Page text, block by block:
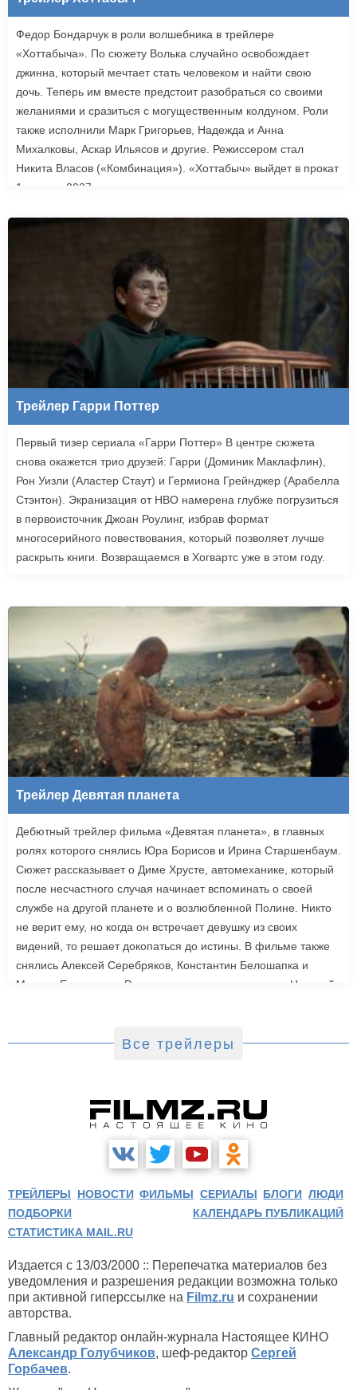
Федор Бондарчук в роли волшебника в трейлере
«Хоттабыча». По сюжету Волька случайно освобождает
джинна, который мечтает стать человеком и найти свою
дочь. Теперь им вместе предстоит разобраться со своими
желаниями и сразиться с могущественным колдуном. Роли
также исполнили Марк Григорьев, Надежда и Анна
Михалковы, Аскар Ильясов и другие. Режиссером стал
Никита Власов («Комбинация»). «Хоттабыч» выйдет в прокат
1 января 2027 года.
Трейлер Гарри Поттер
Первый тизер сериала «Гарри Поттер» В центре сюжета
снова окажется трио друзей: Гарри (Доминик Маклафлин),
Рон Уизли (Аластер Стаут) и Гермиона Грейнджер (Арабелла
Стэнтон). Экранизация от HBO намерена глубже погрузиться
в первоисточник Джоан Роулинг, избрав формат
многосерийного повествования, который позволяет лучше
раскрыть книги. Возвращаемся в Хогвартс уже в этом году.
Трейлер Девятая планета
Дебютный трейлер фильма «Девятая планета», в главных
ролях которого снялись Юра Борисов и Ирина Старшенбаум.
Сюжет рассказывает о Диме Хрусте, автомеханике, который
после несчастного случая начинает вспоминать о своей
службе на другой планете и о возлюбленной Полине. Никто
не верит ему, но когда он встречает девушку из своих
видений, то решает докопаться до истины. В фильме также
снялись Алексей Серебряков, Константин Белошапка и
Максим Емельянов. Режиссером картины выступил Николай
Все трейлеры
ТРЕЙЛЕРЫ НОВОСТИ ФИЛЬМЫ СЕРИАЛЫ БЛОГИ ЛЮДИ
ПОДБОРКИ
КАЛЕНДАРЬ ПУБЛИКАЦИЙ
СТАТИСТИКА MAIL.RU
Издается с 13/03/2000 :: Перепечатка материалов без
уведомления и разрешения редакции возможна только
при активной гиперссылке на Filmz.ru и сохранении
авторства.
Главный редактор онлайн-журнала Настоящее КИНО
Александр Голубчиков, шеф-редактор Сергей
Горбачев.